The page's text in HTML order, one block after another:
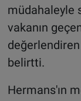
müdahaleyle
vakanın
belirtti.
Hermans'ın